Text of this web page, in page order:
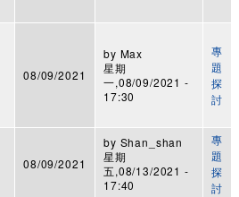
08/09/2021
by Max
星期
一,08/09/2021 -
17:30
專
題
探
討
08/09/2021
by Shan_shan
星期
五,08/13/2021 -
17:40
專
題
探
討